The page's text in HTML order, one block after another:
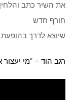
את השיר כתב והלחין
חורף חדש
שיוצא לדרך בהופעת השקה חגיגית
רגב הוד – “מי יעצור